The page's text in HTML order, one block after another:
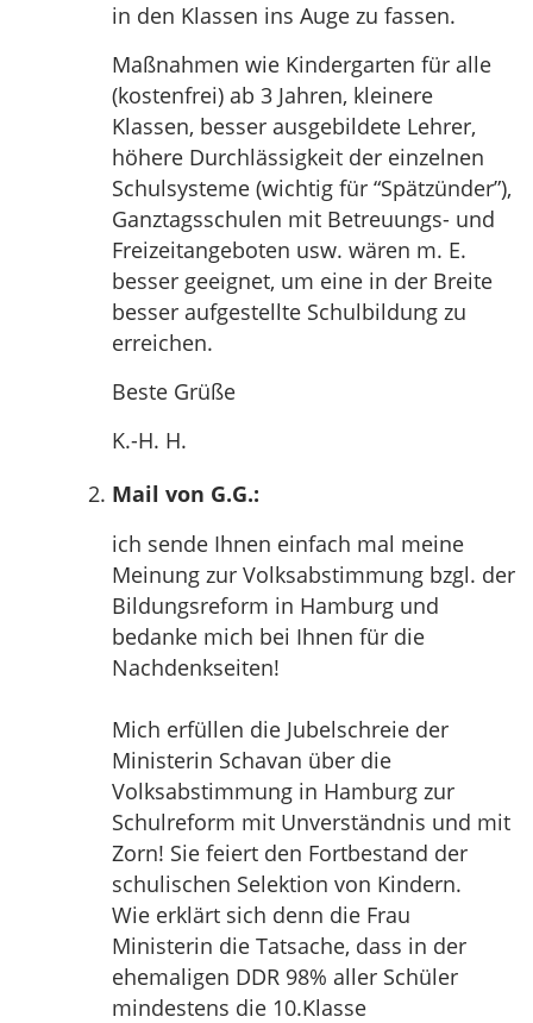
in den Klassen ins Auge zu fassen.
Maßnahmen wie Kindergarten für alle
(kostenfrei) ab 3 Jahren, kleinere
Klassen, besser ausgebildete Lehrer,
höhere Durchlässigkeit der einzelnen
Schulsysteme (wichtig für “Spätzünder”),
Ganztagsschulen mit Betreuungs- und
Freizeitangeboten usw. wären m. E.
besser geeignet, um eine in der Breite
besser aufgestellte Schulbildung zu
erreichen.
Beste Grüße
K.-H. H.
Mail von G.G.:
ich sende Ihnen einfach mal meine
Meinung zur Volksabstimmung bzgl. der
Bildungsreform in Hamburg und
bedanke mich bei Ihnen für die
Nachdenkseiten!
Mich erfüllen die Jubelschreie der
Ministerin Schavan über die
Volksabstimmung in Hamburg zur
Schulreform mit Unverständnis und mit
Zorn! Sie feiert den Fortbestand der
schulischen Selektion von Kindern.
Wie erklärt sich denn die Frau
Ministerin die Tatsache, dass in der
ehemaligen DDR 98% aller Schüler
mindestens die 10.Klasse